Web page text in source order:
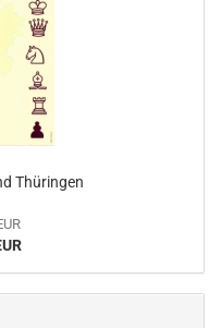
Thüringen